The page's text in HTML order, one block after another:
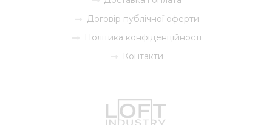
Договір публічної оферти
Політика конфіденційності
Контакти